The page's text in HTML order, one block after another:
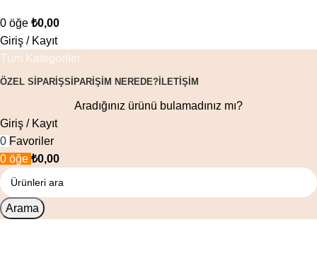
0 öğe ₺0,00
Giriş / Kayıt
Tüm Kategoriler
ÖZEL SIPARIŞSIPARIŞIM NEREDE?İLETIŞIM
Aradığınız ürünü bulamadınız mı?
Giriş / Kayıt
0 Favoriler
0 öğe ₺0,00
Arama